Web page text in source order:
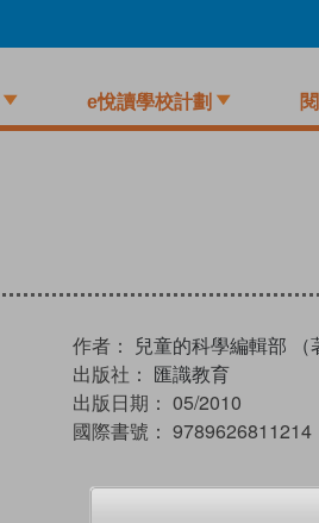
e悅讀學校計劃
作者： 兒童的科學編輯部 （
出版社： 匯識教育
出版日期： 05/2010
國際書號： 9789626811214